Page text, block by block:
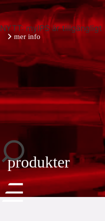
NYTT: myIPS är tillgängligt
mer info
stäng
produkter